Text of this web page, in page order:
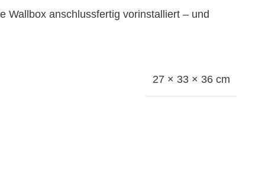
Wallbox anschlussfertig vorinstalliert – und
27 × 33 × 36 cm